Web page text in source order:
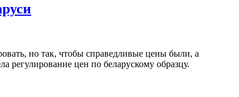
но так, чтобы справедливые цены были, а
регулирование цен по беларускому образцу.